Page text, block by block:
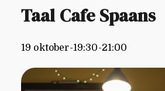
Taal Cafe Spaans
19 oktober-19:30-21:00